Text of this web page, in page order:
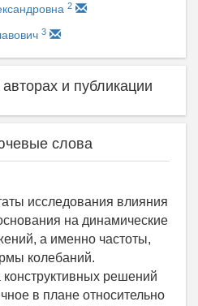
2
3
и публикации
слова
исследования влияния
на динамические
а именно частоты,
колебаний.
решений
в плане относительно